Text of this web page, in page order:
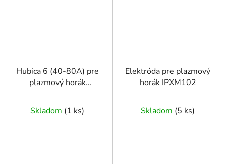
Hubica 6 (40-80A) pre
plazmový horák
Skladom (1 ks)
Elektróda pre plazmový
horák IPXM102
Skladom (5 ks)